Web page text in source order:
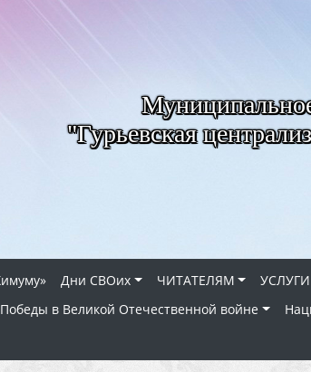
"Гурьевская
Дни СВОих ЧИТАТЕЛЯМ УСЛУГИ
Победы в Великой Отечественной войне